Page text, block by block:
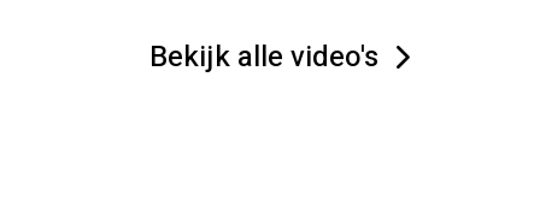
Bekijk alle video's